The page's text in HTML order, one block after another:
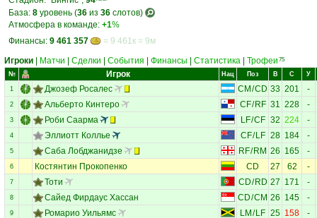
База: 8 уровень (36 из 36 слотов)
Атмосфера в команде: +1%
Финансы: 9 461 357
= 9 461к = 9м
Игроки
Матчи Сделки События Финансы Статистика Трофеи 75
№ Игрок Нац Поз В С У
1 Джозеф Росалес CM /CD 33 201 -
2 Альберто Кинтеро CF/RF 31 228 -
3 Роби Саарма LF/CF 32 224 -
4 Эллиотт Коллье CF/LF 28 184 -
5 Саба Лобджанидзе RF/ RM 26 165 -
6 Костянтин Прокопенко CD 27 62 -
7 Тоти CD/RD 27 171 -
8 Сайед Фирдаус Хассан CD/CM 26 145 -
9 Ромарио Уильямс LM / LF 25 158 -